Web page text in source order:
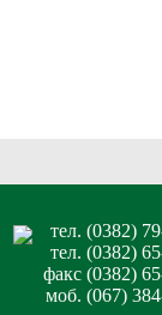
тел. (0382)
тел. (0382)
факс (0382)
моб. (067)